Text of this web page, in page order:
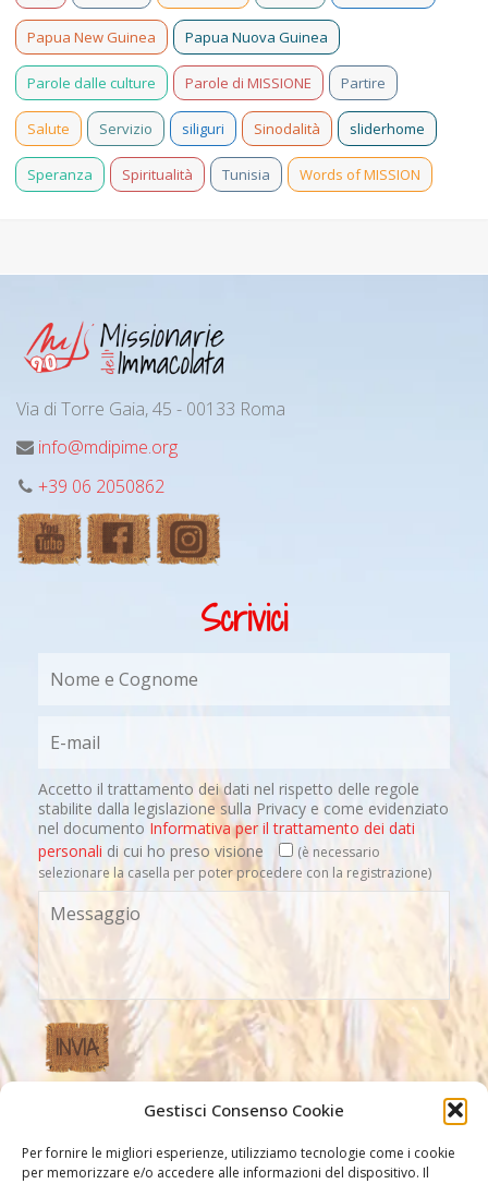
Gestisci Consenso Cookie
Per fornire le migliori esperienze, utilizziamo tecnologie come i cookie
per memorizzare e/o accedere alle informazioni del dispositivo. Il
Papua New Guinea Papua Nuova Guinea
Parole dalle culture Parole di MISSIONE Partire
Salute Servizio siliguri Sinodalità sliderhome
Speranza Spiritualità Tunisia Words of MISSION
Via di Torre Gaia, 45 - 00133 Roma
info@mdipime.org
+39 06 2050862
Scrivici
Accetto il trattamento dei dati nel rispetto delle regole
stabilite dalla legislazione sulla Privacy e come evidenziato
nel documento Informativa per il trattamento dei dati
personali di cui ho preso visione
(è necessario
selezionare la casella per poter procedere con la registrazione)
Altri Link